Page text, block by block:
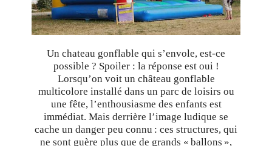
Un chateau gonflable qui s’envole, est-ce
possible ? Spoiler : la réponse est oui !
Lorsqu’on voit un château gonflable
multicolore installé dans un parc de loisirs ou
une fête, l’enthousiasme des enfants est
immédiat. Mais derrière l’image ludique se
cache un danger peu connu : ces structures, qui
ne sont guère plus que de grands « ballons »,